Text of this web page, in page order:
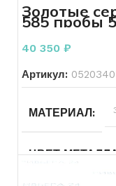
Золотые
585 пробы
грамма
40 350 ₽
Артикул:
МАТЕРИАЛ
ЦВЕТ